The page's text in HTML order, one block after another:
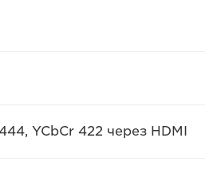
YCbCr 422 через HDMI